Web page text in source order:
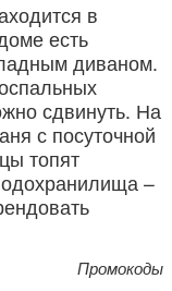
в
есть
диваном.
сдвинуть. На
с посуточной
топят
–
Промокоды